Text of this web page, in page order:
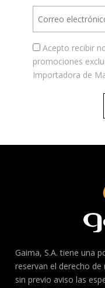
Acepto recibir
promociones
Importadora de
Gaima, S.A. tiene una
reservan el derecho
sin previo aviso las